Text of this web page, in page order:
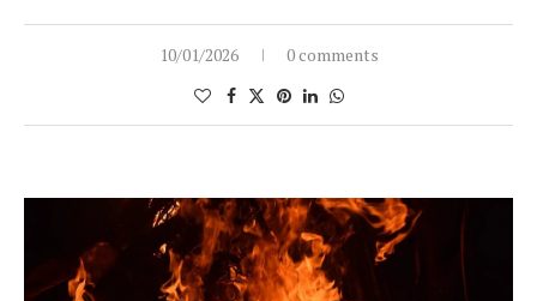
10/01/2026 0 comments